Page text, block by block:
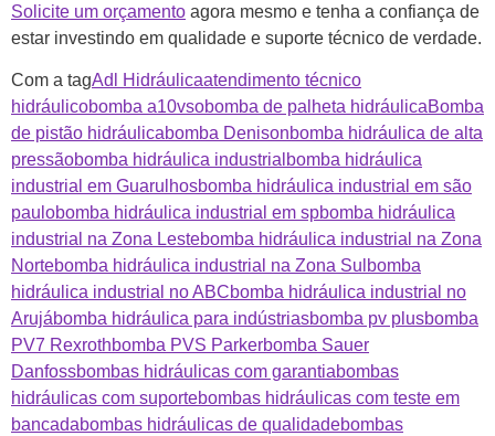
Solicite um orçamento agora mesmo e tenha a confiança de
estar investindo em qualidade e suporte técnico de verdade.
Com a tagAdl Hidráulicaatendimento técnico
hidráulicobomba a10vsobomba de palheta hidráulicaBomba
de pistão hidráulicabomba Denisonbomba hidráulica de alta
pressãobomba hidráulica industrial bomba hidráulica
industrial em Guarulhosbomba hidráulica industrial em são
paulobomba hidráulica industrial em spbomba hidráulica
industrial na Zona Lestebomba hidráulica industrial na Zona
Nortebomba hidráulica industrial na Zona Sul bomba
hidráulica industrial no ABCbomba hidráulica industrial no
Arujábomba hidráulica para indústriasbomba pv plusbomba
PV7 Rexrothbomba PVS Parkerbomba Sauer
Danfossbombas hidráulicas com garantiabombas
hidráulicas com suportebombas hidráulicas com teste em
bancadabombas hidráulicas de qualidadebombas